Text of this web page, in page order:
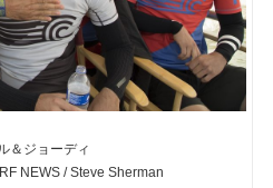
＆ジョーディ
NEWS / Steve Sherman